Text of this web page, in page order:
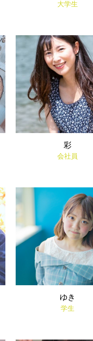
大学生
彩
会社員
ゆき
学生